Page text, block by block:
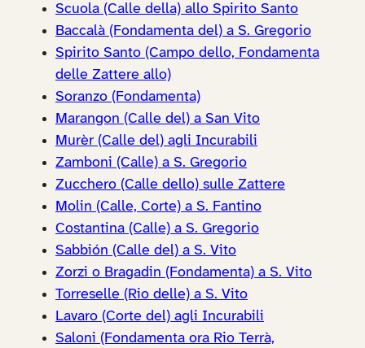
Scuola (Calle della) allo Spirito Santo
Baccalà (Fondamenta del) a S. Gregorio
Spirito Santo (Campo dello, Fondamenta
delle Zattere allo)
Soranzo (Fondamenta)
Marangon (Calle del) a San Vito
Murèr (Calle del) agli Incurabili
Zamboni (Calle) a S. Gregorio
Zucchero (Calle dello) sulle Zattere
Molin (Calle, Corte) a S. Fantino
Costantina (Calle) a S. Gregorio
Sabbión (Calle del) a S. Vito
Zorzi o Bragadin (Fondamenta) a S. Vito
Torreselle (Rio delle) a S. Vito
Lavaro (Corte del) agli Incurabili
Saloni (Fondamenta ora Rio Terrà,